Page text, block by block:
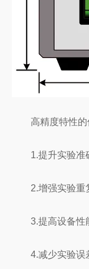
高精度特性的
1.提升实验准确
2.增强实验重复
3.提高设备性能
4.减少实验误差